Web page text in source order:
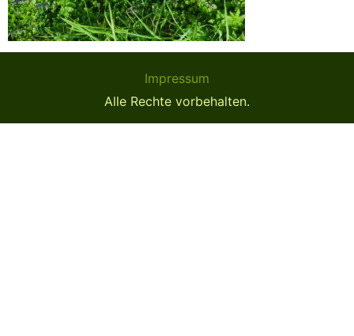
Impressum
Alle Rechte vorbehalten.